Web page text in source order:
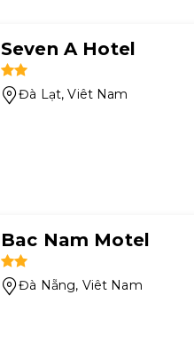
Seven A Hotel
Đà Lạt, Viêt Nam
Bac Nam Motel
Đà Nẵng, Viêt Nam